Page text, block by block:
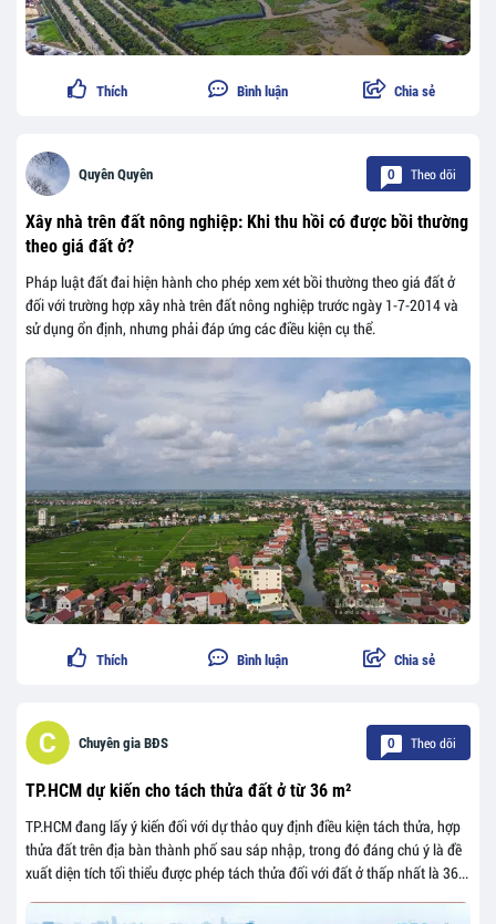
Thích Bình luận Chia sẻ
Quyên Quyên 0 Theo dõi
Xây nhà trên đất nông nghiệp: Khi thu hồi có được bồi thường
theo giá đất ở?
Pháp luật đất đai hiện hành cho phép xem xét bồi thường theo giá đất ở
đối với trường hợp xây nhà trên đất nông nghiệp trước ngày 1-7-2014 và
sử dụng ổn định, nhưng phải đáp ứng các điều kiện cụ thể.
Thích Bình luận Chia sẻ
Chuyên gia BĐS 0 Theo dõi
TP.HCM dự kiến cho tách thửa đất ở từ 36 m²
TP.HCM đang lấy ý kiến đối với dự thảo quy định điều kiện tách thửa, hợp
thửa đất trên địa bàn thành phố sau sáp nhập, trong đó đáng chú ý là đề
xuất diện tích tối thiểu được phép tách thửa đối với đất ở thấp nhất là 36...